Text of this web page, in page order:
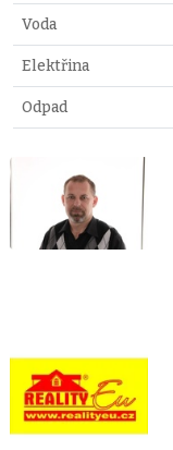
Voda
Elektřina
Odpad